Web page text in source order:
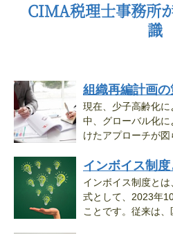
CIMA税理士事務所
識
組織再編計画
現在、少子高齢化
中、グローバル化
けたアプローチが図
インボイス制
インボイス制度と
式として、2023年
ことです。従来は、